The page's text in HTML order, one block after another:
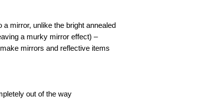
mirror, unlike the bright annealed
a murky mirror effect) –
mirrors and reflective items
out of the way